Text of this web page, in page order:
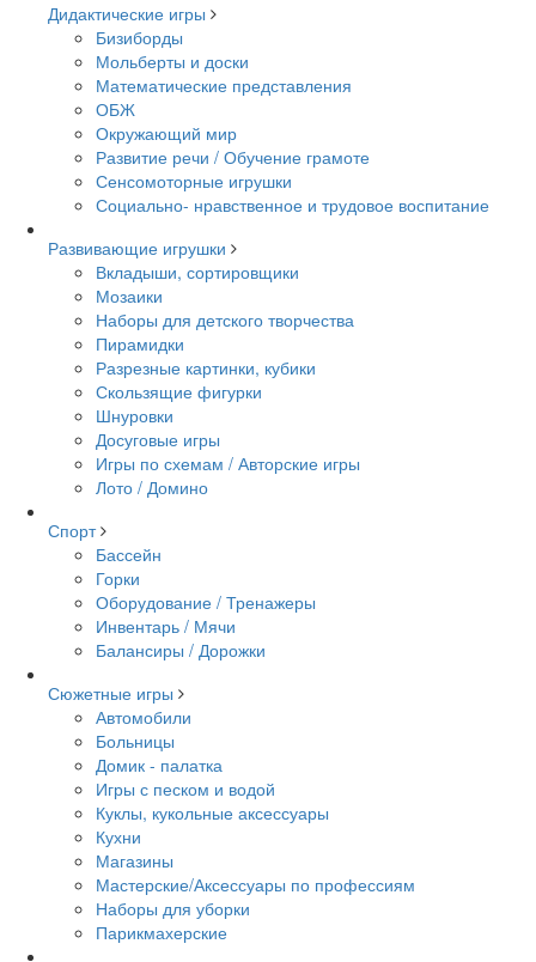
Дидактические игры
Бизиборды
Мольберты и доски
Математические представления
ОБЖ
Окружающий мир
Развитие речи / Обучение грамоте
Сенсомоторные игрушки
Социально- нравственное и трудовое воспитание
Развивающие игрушки
Вкладыши, сортировщики
Мозаики
Наборы для детского творчества
Пирамидки
Разрезные картинки, кубики
Скользящие фигурки
Шнуровки
Досуговые игры
Игры по схемам / Авторские игры
Лото / Домино
Спорт
Бассейн
Горки
Оборудование / Тренажеры
Инвентарь / Мячи
Балансиры / Дорожки
Сюжетные игры
Автомобили
Больницы
Домик - палатка
Игры с песком и водой
Куклы, кукольные аксессуары
Кухни
Магазины
Мастерские/Аксессуары по профессиям
Наборы для уборки
Парикмахерские